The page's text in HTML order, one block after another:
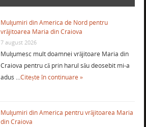
Mulţumiri din America de Nord pentru
vrăjitoarea Maria din Craiova
7 august 2026
Mulţumesc mult doamnei vrăjitoare Maria din
Craiova pentru că prin harul său deosebit mi-a
adus …Citește în continuare »
Mulţumiri din America pentru vrăjitoarea Maria
din Craiova